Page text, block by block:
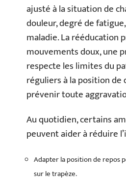
ajusté à la situation de
douleur, degré de
maladie. La rééducation
mouvements doux, une
respecte les limites du
réguliers à la position
prévenir toute
Au quotidien, certains
peuvent aider à réduire
Adapter la position de repos
sur le trapèze.